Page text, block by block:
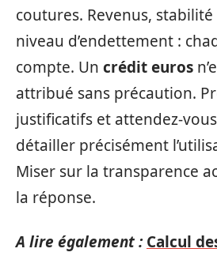
coutures. Revenus,
niveau d’endettement :
compte. Un crédit euros
attribué sans précaution.
justificatifs et attendez-
détailler précisément
Miser sur la transparence
la réponse.
A lire également : Calcul